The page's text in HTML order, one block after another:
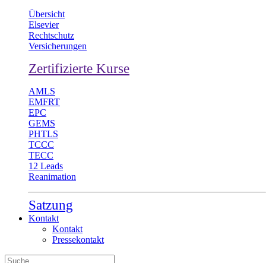
Übersicht
Elsevier
Rechtschutz
Versicherungen
Zertifizierte Kurse
AMLS
EMFRT
EPC
GEMS
PHTLS
TCCC
TECC
12 Leads
Reanimation
Satzung
Kontakt
Kontakt
Pressekontakt